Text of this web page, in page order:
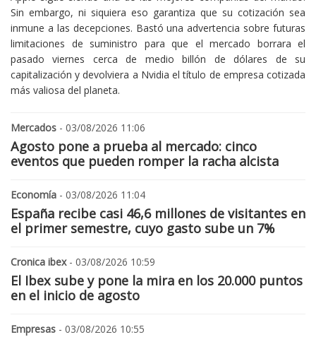
Sin embargo, ni siquiera eso garantiza que su cotización sea
inmune a las decepciones. Bastó una advertencia sobre futuras
limitaciones de suministro para que el mercado borrara el
pasado viernes cerca de medio billón de dólares de su
capitalización y devolviera a Nvidia el título de empresa cotizada
más valiosa del planeta.
Mercados - 03/08/2026 11:06
Agosto pone a prueba al mercado: cinco
eventos que pueden romper la racha alcista
Economía - 03/08/2026 11:04
España recibe casi 46,6 millones de visitantes en
el primer semestre, cuyo gasto sube un 7%
Cronica ibex- 03/08/2026 10:59
El Ibex sube y pone la mira en los 20.000 puntos
en el inicio de agosto
Empresas - 03/08/2026 10:55